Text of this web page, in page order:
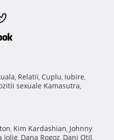
, Relatii, Cuplu, Iubire,
sexuale Kamasutra,
, Kim Kardashian, Johnny
Jolie, Dana Rogoz, Dani Otil,